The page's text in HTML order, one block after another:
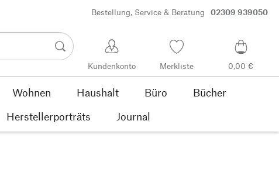
Bestellung, Service & Beratung 02309 939050
Kundenkonto Merkliste 0,00 €
Wohnen Haushalt Büro
Bücher
Herstellerporträts Journal